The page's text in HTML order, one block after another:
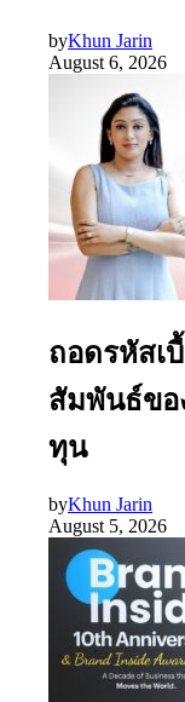
byKhun Jarin
August 6, 2026
ถอดรหัสเ
สัมพันธ์ขอ
ทุน
byKhun Jarin
August 5, 2026